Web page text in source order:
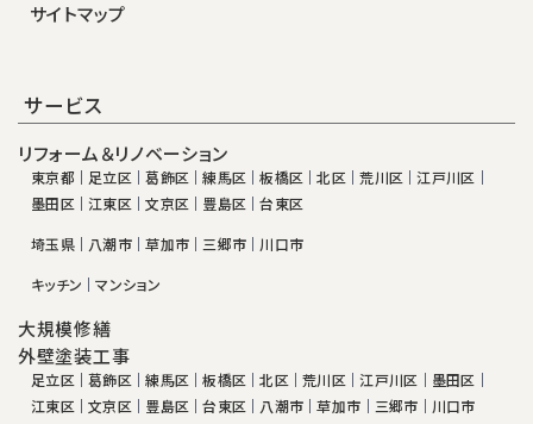
サイトマップ
サービス
リフォーム＆リノベーション
東京都 足立区 葛飾区 練馬区 板橋区 北区 荒川区
江戸川区
墨田区
江東区 文京区 豊島区
台東区
埼玉県
八潮市 草加市 三郷市
川口市
キッチン
マンション
大規模修繕
外壁塗装工事
足立区 葛飾区 練馬区 板橋区 北区 荒川区 江戸川区
墨田区
江東区
文京区 豊島区 台東区 八潮市 草加市 三郷市 川口市